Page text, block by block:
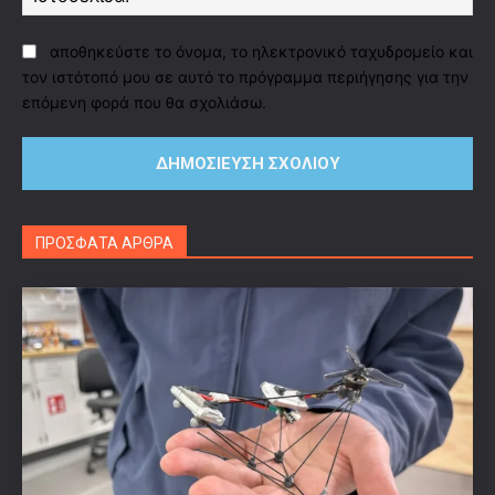
αποθηκεύστε το όνομα, το ηλεκτρονικό ταχυδρομείο και
τον ιστότοπό μου σε αυτό το πρόγραμμα περιήγησης για την
επόμενη φορά που θα σχολιάσω.
ΠΡΟΣΦΑΤΑ ΑΡΘΡΑ